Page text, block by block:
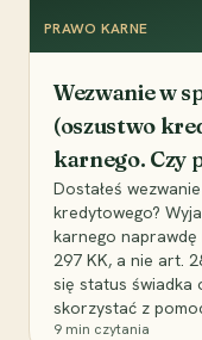
PRAWO KARNE
Wezwanie w
(oszustwo
karnego. Czy
Dostałeś
kredytowego?
karnego naprawdę
297 KK, a nie art.
się status świadka
skorzystać z
9 min czytania